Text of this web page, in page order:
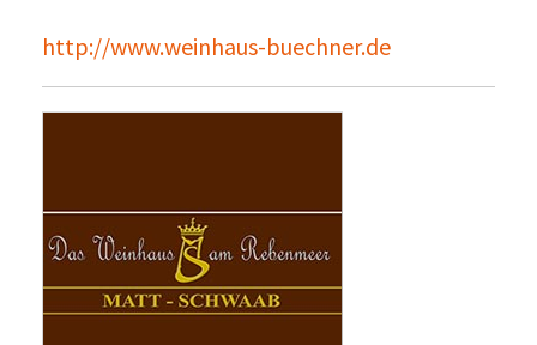
http://www.weinhaus-buechner.de